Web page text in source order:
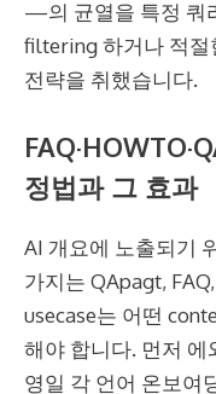
—의 균열을 특정 쿼
filtering 하거나 적절
전략을 취했습니다.
정법과 그 효과
AI 개요에 노출되기
가지는 QApagt,
usecase는 어떤
해야 합니다. 먼저 에
영일 각 언어 온보여